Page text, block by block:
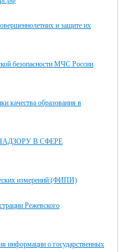
и защите их
безопасности МЧС России
качества образования в
В СФЕРЕ
измерений (ФИПИ)
Режевского
информации о государственных